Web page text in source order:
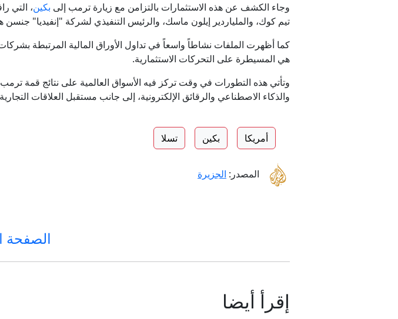
وكان
عاجل. - وسط استمرار التصعيد الإسرائيلي في
وجاء الكشف عن هذه الاستثمارات بالتزامن مع زيارة ترمب إلى بكين، التي
تيم كوك، والملياردير إيلون ماسك، والرئيس التنفيذي لشركة "إنفيديا"
كما أظهرت الملفات نشاطاً واسعاً في تداول الأوراق المالية المرتبطة
هي المسيطرة على التحركات الاستثمارية.
وتأتي هذه التطورات في وقت تركز فيه الأسواق العالمية على نتائج قمة
والذكاء الاصطناعي والرقائق الإلكترونية، إلى جانب مستقبل العلاقات
أمريكا بكين تسلا
المصدر: الجزيرة
الصفحة
إقرأ أيضا